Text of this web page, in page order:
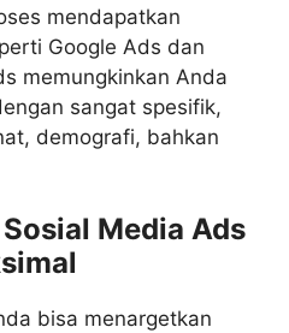
mendapatkan
Google Ads dan
memungkinkan Anda
sangat spesifik,
demografi, bahkan
Media Ads
bisa menargetkan